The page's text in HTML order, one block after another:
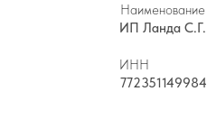
Наименование
ИП Ланда С.Г.
ИНН
772351149984